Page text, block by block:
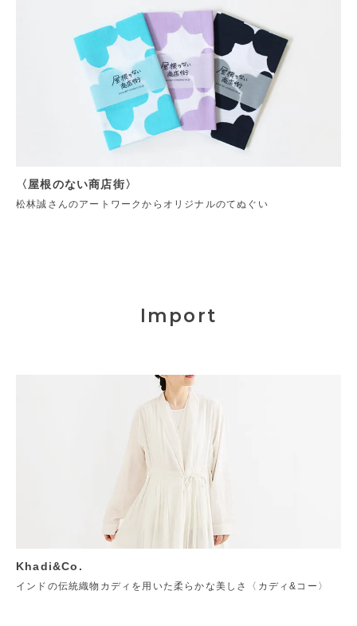
〈屋根のない商店街〉
松林誠さんのアートワークからオリジナルのてぬぐい
Import
Khadi&Co.
インドの伝統織物カディを用いた柔らかな美しさ〈カディ&コー〉